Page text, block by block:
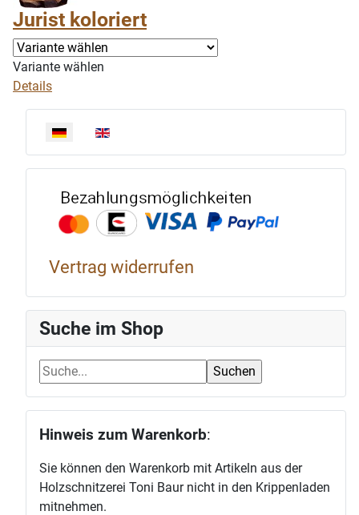
Sprache auswählen
Vertrag widerrufen
Suche im Shop
Hinweis zum Warenkorb:
Sie können den Warenkorb mit Artikeln aus der
Holzschnitzerei Toni Baur nicht in den Krippenladen
mitnehmen.
Jurist koloriert
Variante wählen
Details